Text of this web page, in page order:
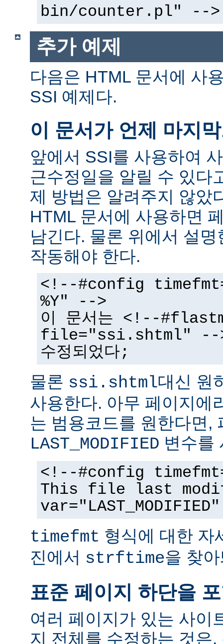
bin/counter.pl" -->
추가 예제
다음은 HTML 문서에 사
SSI 예제다.
이 문서가 언제 마지
앞에서 SSI를 사용하여
근수정일을 알릴 수 있다
제 방법은 알려주지 않았
HTML 문서에 사용하면
남긴다. 물론 위에서 설
작동해야 한다.
<!--#config
%Y" -->
이 문서는 <!--
file="ssi.shtml" -->
수정되었다;
물론 ssi.shtml대신 원
사용한다. 아무 페이지에
는 범용코드를 원한다면,
LAST_MODIFIED 변수를
<!--#config
This file last
timefmt 형식에 대한 자
진에서 strftime을 찾
표준 페이지 하단을
여러 페이지가 있는 사이
지 전체를 수정하는 것은